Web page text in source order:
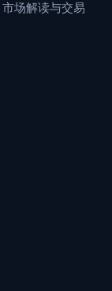
场解读与交易